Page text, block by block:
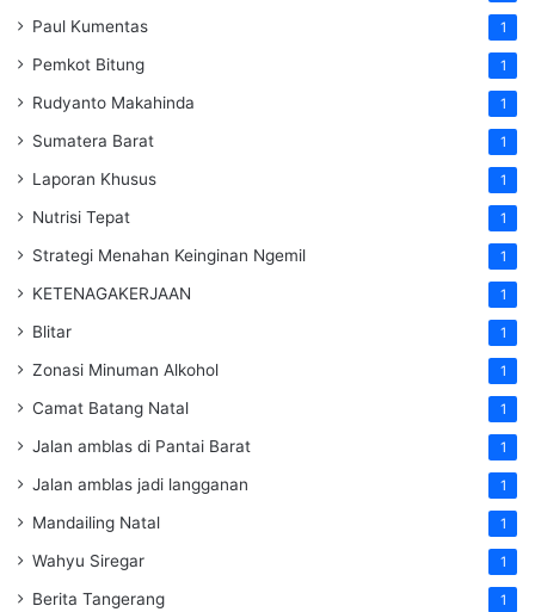
Paul Kumentas 1
Pemkot Bitung 1
Rudyanto Makahinda 1
Sumatera Barat 1
Laporan Khusus 1
Nutrisi Tepat 1
Strategi Menahan Keinginan Ngemil 1
KETENAGAKERJAAN 1
Blitar 1
Zonasi Minuman Alkohol 1
Camat Batang Natal 1
Jalan amblas di Pantai Barat 1
Jalan amblas jadi langganan 1
Mandailing Natal 1
Wahyu Siregar 1
Berita Tangerang 1